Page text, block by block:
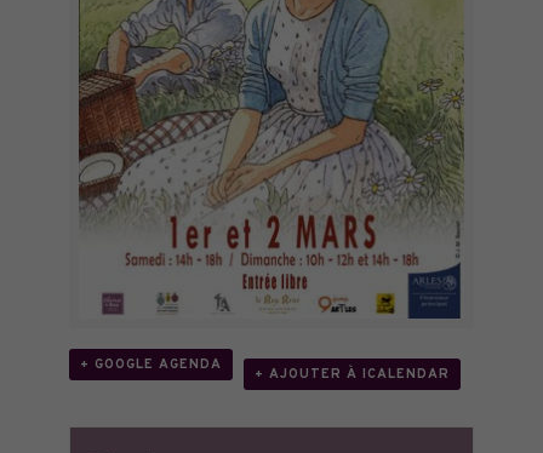
+ GOOGLE AGENDA
+ AJOUTER À ICALENDAR